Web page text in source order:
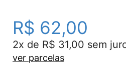
R$ 62,00
2x de R$ 31,00 sem
ver parcelas